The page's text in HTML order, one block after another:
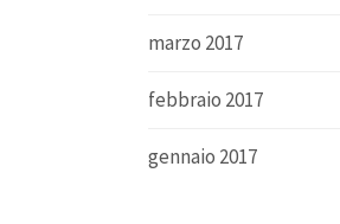
marzo 2017
febbraio 2017
gennaio 2017